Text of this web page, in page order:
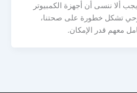
ألا ننسى أن أجهزة الكمبيوتر
تشكل خطورة على صحتنا،
معهم قدر الإمكان.